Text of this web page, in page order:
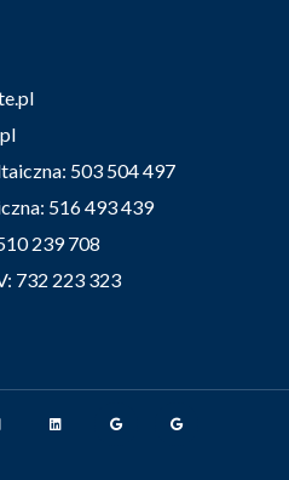
503 504 497
516 493 439
239 708
732 223 323